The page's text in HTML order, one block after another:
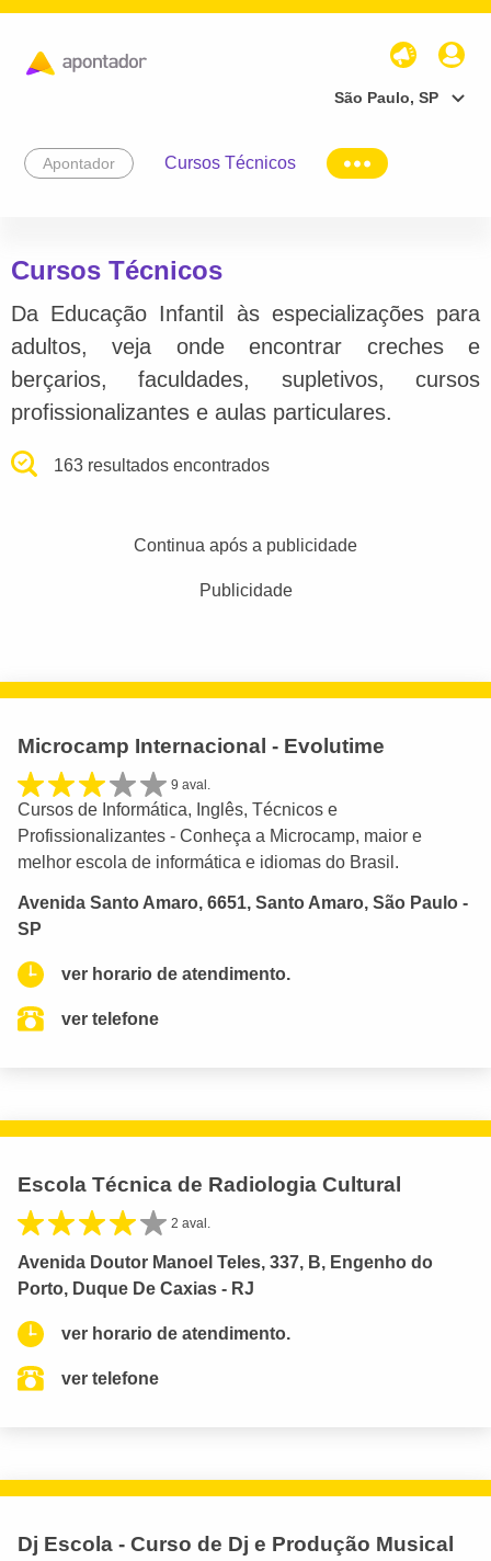
São Paulo, SP
Apontador Cursos Técnicos
Cursos Técnicos
Da Educação Infantil às especializações para
adultos, veja onde encontrar creches e
berçarios, faculdades, supletivos, cursos
profissionalizantes e aulas particulares.
163 resultados encontrados
Continua após a publicidade
Publicidade
Microcamp Internacional - Evolutime
9 aval.
Cursos de Informática, Inglês, Técnicos e
Profissionalizantes - Conheça a Microcamp, maior e
melhor escola de informática e idiomas do Brasil.
Avenida Santo Amaro, 6651, Santo Amaro, São Paulo -
SP
ver horario de atendimento.
ver telefone
Escola Técnica de Radiologia Cultural
2 aval.
Avenida Doutor Manoel Teles, 337, B, Engenho do
Porto, Duque De Caxias - RJ
ver horario de atendimento.
ver telefone
Dj Escola - Curso de Dj e Produção Musical